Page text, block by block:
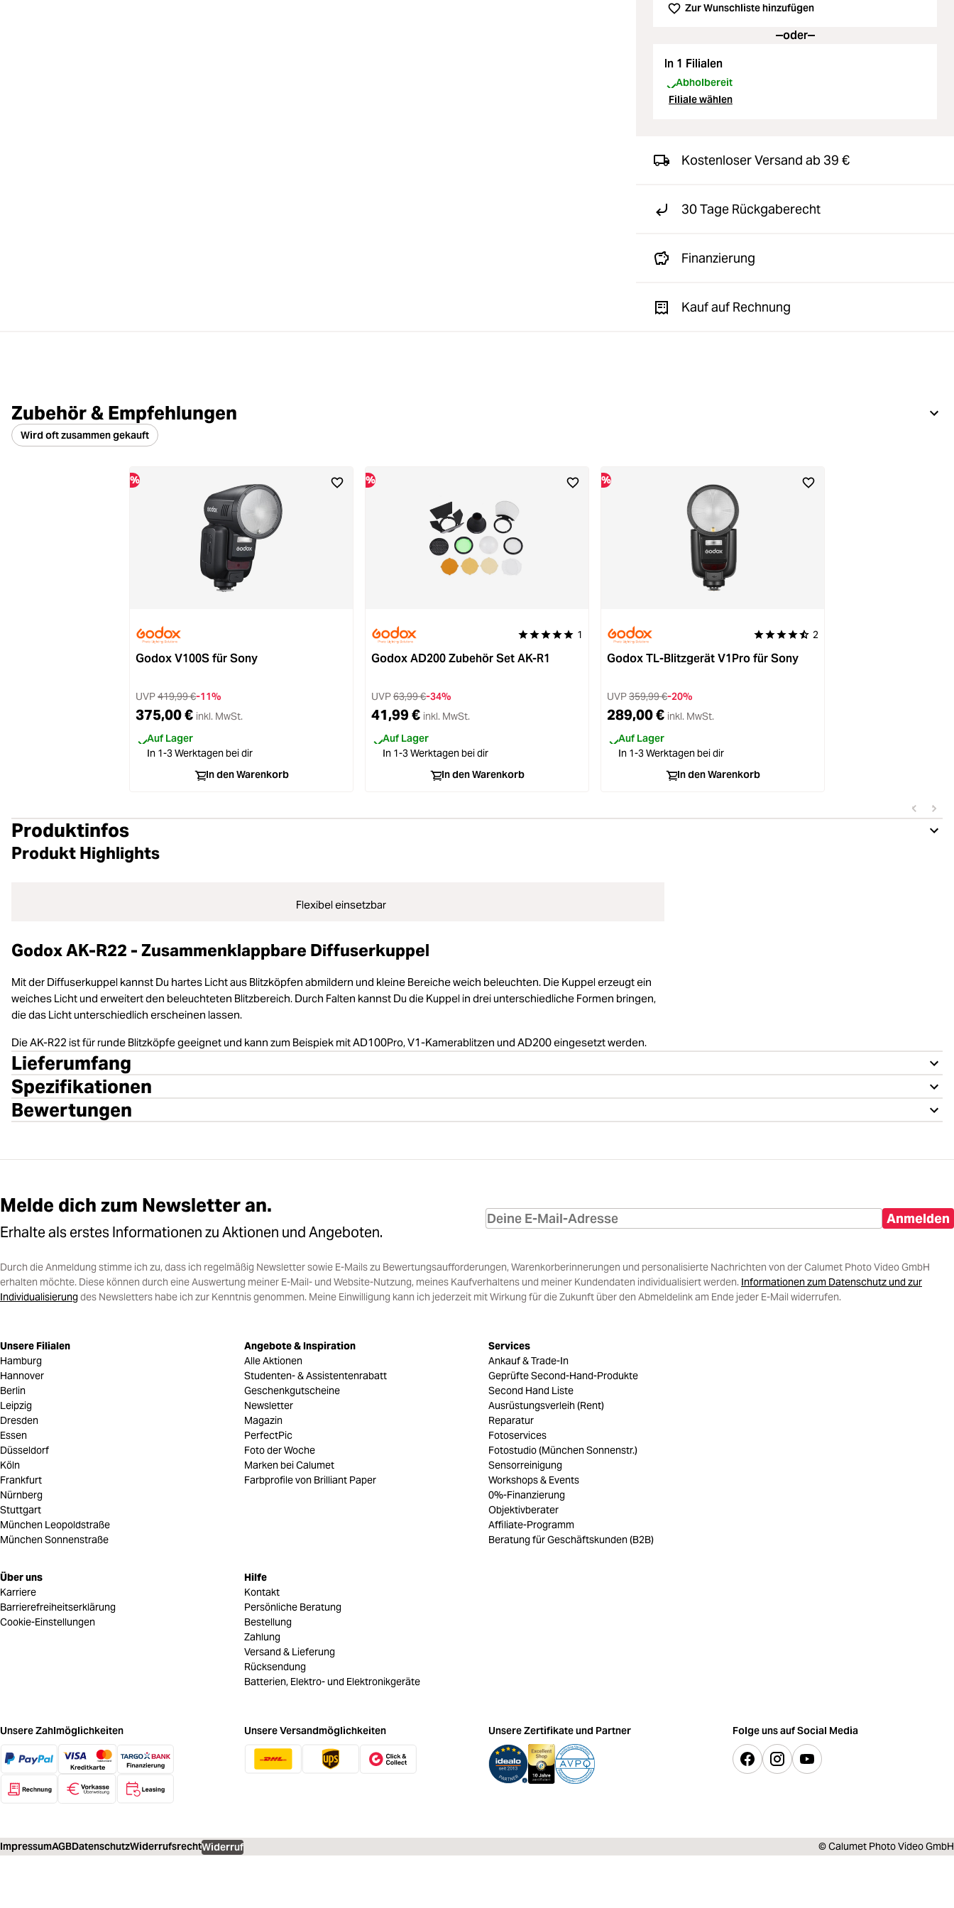
Zur Wunschliste hinzufügen
oder
In 1 Filialen
Abholbereit
Filiale wählen
Kostenloser Versand ab 39 €
30 Tage Rückgaberecht
Finanzierung
Kauf auf Rechnung
Zubehör & Empfehlungen
Wird oft zusammen gekauft
%
Godox V100S für Sony
UVP419,99 €-11%
375,00 € inkl. MwSt.
Auf Lager
In 1-3 Werktagen bei dir
In den Warenkorb
%
Durchschnittliche Bewertung von 5 von 5 Sternen
1
Godox AD200 Zubehör Set AK-R1
UVP63,99 €-34%
41,99 € inkl. MwSt.
Auf Lager
In 1-3 Werktagen bei dir
In den Warenkorb
%
Durchschnittliche Bewertung von 4.5 von 5
2
Godox TL-Blitzgerät V1Pro für Sony
UVP359,99 €-20%
289,00 € inkl. MwSt.
Auf Lager
In 1-3 Werktagen bei dir
In den Warenkorb
Produktinfos
Produkt Highlights
Flexibel einsetzbar
Godox AK-R22 - Zusammenklappbare Diffuserkuppel
Mit der Diffuserkuppel kannst Du hartes Licht aus Blitzköpfen abmildern und kleine Bereiche weich beleuchten. Die Kuppel erzeugt ein
weiches Licht und erweitert den beleuchteten Blitzbereich. Durch Falten kannst Du die Kuppel in drei unterschiedliche Formen bringen,
die das Licht unterschiedlich erscheinen lassen.
Die AK-R22 ist für runde Blitzköpfe geeignet und kann zum Beispiek mit AD100Pro, V1-Kamerablitzen und AD200 eingesetzt werden.
Lieferumfang
Spezifikationen
Bewertungen
Melde dich zum Newsletter an.
Erhalte als erstes Informationen zu Aktionen und Angeboten.
Anmelden
Durch die Anmeldung stimme ich zu, dass ich regelmäßig Newsletter sowie E-Mails zu Bewertungsaufforderungen, Warenkorberinnerungen und personalisierte Nachrichten von der Calumet Photo Video GmbH
erhalten möchte. Diese können durch eine Auswertung meiner E-Mail- und Website-Nutzung, meines Kaufverhaltens und meiner Kundendaten individualisiert werden. Informationen zum Datenschutz und zur
Individualisierungdes Newsletters habe ich zur Kenntnis genommen. Meine Einwilligung kann ich jederzeit mit Wirkung für die Zukunft über den Abmeldelink am Ende jeder E-Mail widerrufen.
Unsere Filialen
Hamburg
Hannover
Berlin
Leipzig
Dresden
Essen
Düsseldorf
Köln
Frankfurt
Nürnberg
Stuttgart
München Leopoldstraße
München Sonnenstraße
Über uns
Karriere
Barrierefreiheitserklärung
Cookie-Einstellungen
Angebote & Inspiration
Alle Aktionen
Studenten- & Assistentenrabatt
Geschenkgutscheine
Newsletter
Magazin
PerfectPic
Foto der Woche
Marken bei Calumet
Farbprofile von Brilliant Paper
Hilfe
Kontakt
Persönliche Beratung
Bestellung
Zahlung
Versand & Lieferung
Rücksendung
Batterien, Elektro- und Elektronikgeräte
Services
Ankauf & Trade-In
Geprüfte Second-Hand-Produkte
Second Hand Liste
Ausrüstungsverleih (Rent)
Reparatur
Fotoservices
Fotostudio (München Sonnenstr.)
Sensorreinigung
Workshops & Events
0%-Finanzierung
Objektivberater
Affiliate-Programm
Beratung für Geschäftskunden (B2B)
Unsere Zahlmöglichkeiten Unsere Versandmöglichkeiten Unsere Zertifikate und Partner Folge uns auf Social Media
ImpressumAGBDatenschutzWiderrufsrechtWiderruf © Calumet Photo Video GmbH